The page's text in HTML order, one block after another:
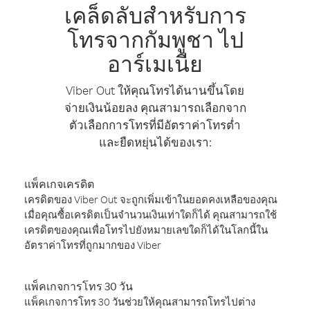
เคล็ดลับสำหรับการ
โทรจากกัมพูชา ไป
อาร์เมเนีย
Viber Out ให้คุณโทรได้นานขึ้นโดย
จ่ายเงินน้อยลง คุณสามารถเลือกจาก
ตัวเลือกการโทรที่มีอัตราค่าโทรต่ำ
และยืดหยุ่นได้ของเรา:
แพ็คเกจเครดิต
เครดิตของ Viber Out จะถูกเพิ่มเข้าในยอดคงเหลือของคุณ
เมื่อคุณซื้อเครดิตเป็นจำนวนเงินเท่าใดก็ได้ คุณสามารถใช้
เครดิตของคุณเพื่อโทรไปยังหมายเลขใดก็ได้ในโลกนี้ใน
อัตราค่าโทรที่ถูกมากของ Viber
แพ็คเกจการโทร 30 วัน
แพ็คเกจการโทร 30 วันช่วยให้คุณสามารถโทรไปต่าง